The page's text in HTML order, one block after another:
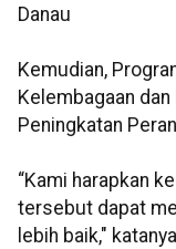
Danau
Kemudian,
Kelembagaan
Peningkatan
“Kami harapkan
tersebut dapat
lebih baik,"